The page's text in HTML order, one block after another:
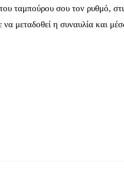
ταμπούρου σου τον ρυθμό,
μεταδοθεί η συναυλία και